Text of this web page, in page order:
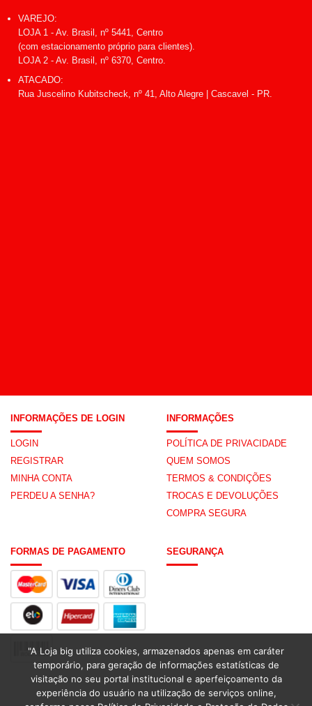
VAREJO:
LOJA 1 - Av. Brasil, nº 5441, Centro
(com estacionamento próprio para clientes).
LOJA 2 - Av. Brasil, nº 6370, Centro.
ATACADO:
Rua Juscelino Kubitscheck, nº 41, Alto Alegre | Cascavel - PR.
INFORMAÇÕES DE LOGIN
LOGIN
REGISTRAR
MINHA CONTA
PERDEU A SENHA?
INFORMAÇÕES
POLÍTICA DE PRIVACIDADE
QUEM SOMOS
TERMOS & CONDIÇÕES
TROCAS E DEVOLUÇÕES
COMPRA SEGURA
FORMAS DE PAGAMENTO SEGURANÇA
"A Loja big utiliza cookies, armazenados apenas em caráter
temporário, para geração de informações estatísticas de
visitação no seu portal institucional e aperfeiçoamento da
experiência do usuário na utilização de serviços online,